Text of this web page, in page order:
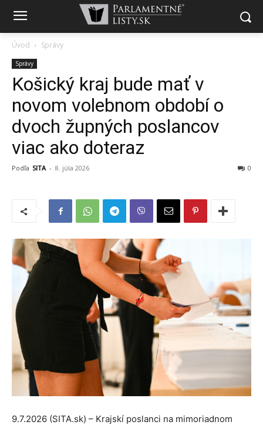
Úvod Správy
Správy
Košický kraj bude mať v
novom volebnom období o
dvoch župných poslancov
viac ako doteraz
Podľa SITA - 8. júla 2026 0
9.7.2026 (SITA.sk) – Krajskí poslanci na mimoriadnom